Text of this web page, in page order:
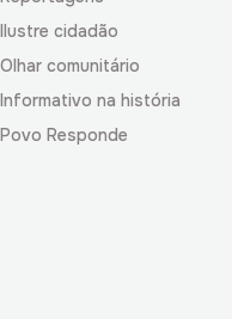
Ilustre cidadão
Olhar comunitário
Informativo na história
Povo Responde